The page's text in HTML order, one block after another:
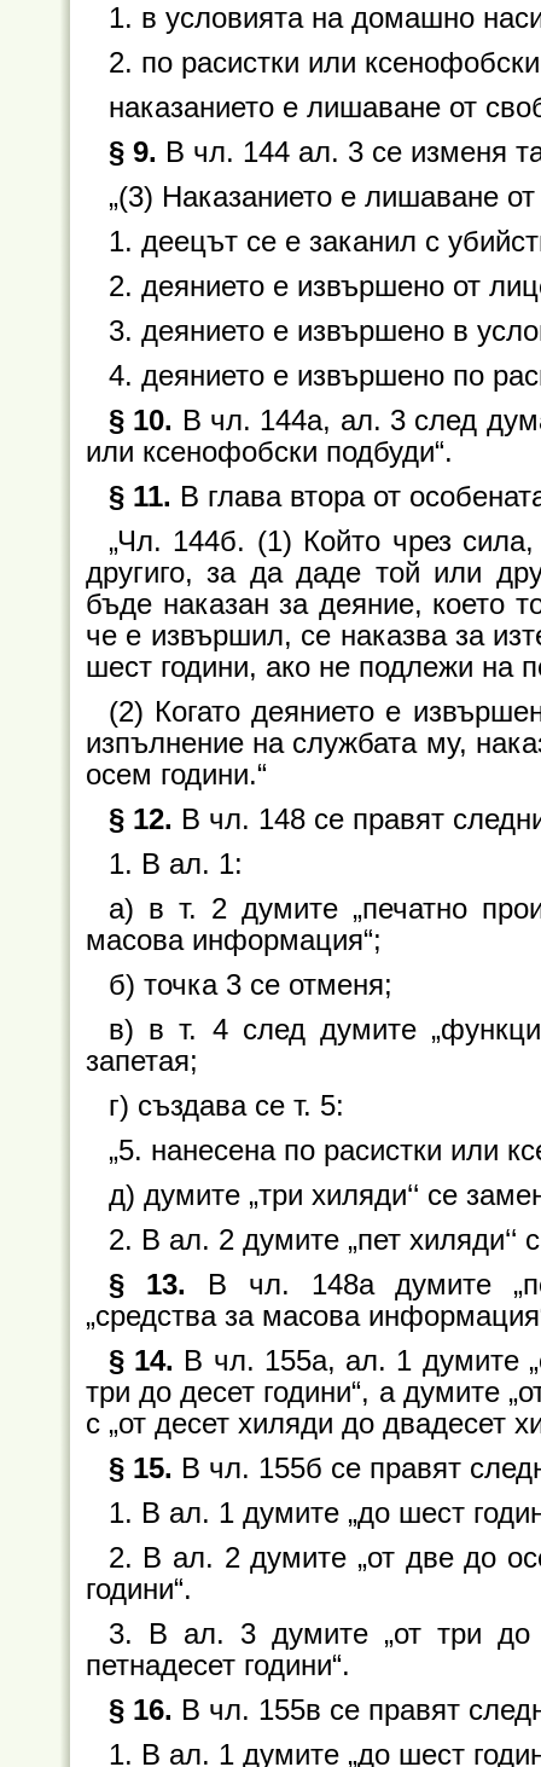
1. в условията на домашно
2. по расистки или
наказанието е лишаване от
§ 9. В чл. 144 ал. 3 се изменя
„(3) Наказанието е лишаване
1. деецът се е заканил с
2. деянието е извършено от
3. деянието е извършено в
4. деянието е извършено по
§ 10. В чл. 144а, ал. 3 след
или ксенофобски подбуди“.
§ 11. В глава втора от
„Чл. 144б. (1) Който чрез
другиго, за да даде той или
бъде наказан за деяние, което
че е извършил, се наказва за
шест години, ако не подлежи на
(2) Когато деянието е
изпълнение на службата му,
осем години.“
§ 12. В чл. 148 се правят
1. В ал. 1:
а) в т. 2 думите „печатно
масова информация“;
б) точка 3 се отменя;
в) в т. 4 след думите
запетая;
г) създава се т. 5:
„5. нанесена по расистки или
д) думите „три хиляди‘‘ се
2. В ал. 2 думите „пет хиляди‘‘
§ 13. В чл. 148а думите
„средства за масова
§ 14. В чл. 155а, ал. 1 думите
три до десет години“, а думите
с „от десет хиляди до двадесет
§ 15. В чл. 155б се правят
1. В ал. 1 думите „до шест
2. В ал. 2 думите „от две до
години“.
3. В ал. 3 думите „от три до
петнадесет години“.
§ 16. В чл. 155в се правят
1. В ал. 1 думите „до шест